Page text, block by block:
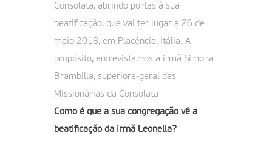
Consolata, abrindo portas à sua
beatificação, que vai ter lugar a 26 de
maio 2018, em Placência, Itália. A
propósito, entrevistamos a irmã Simona
Brambilla, superiora-geral das
Missionárias da Consolata
Como é que a sua congregação vê a
beatificação da irmã Leonella?